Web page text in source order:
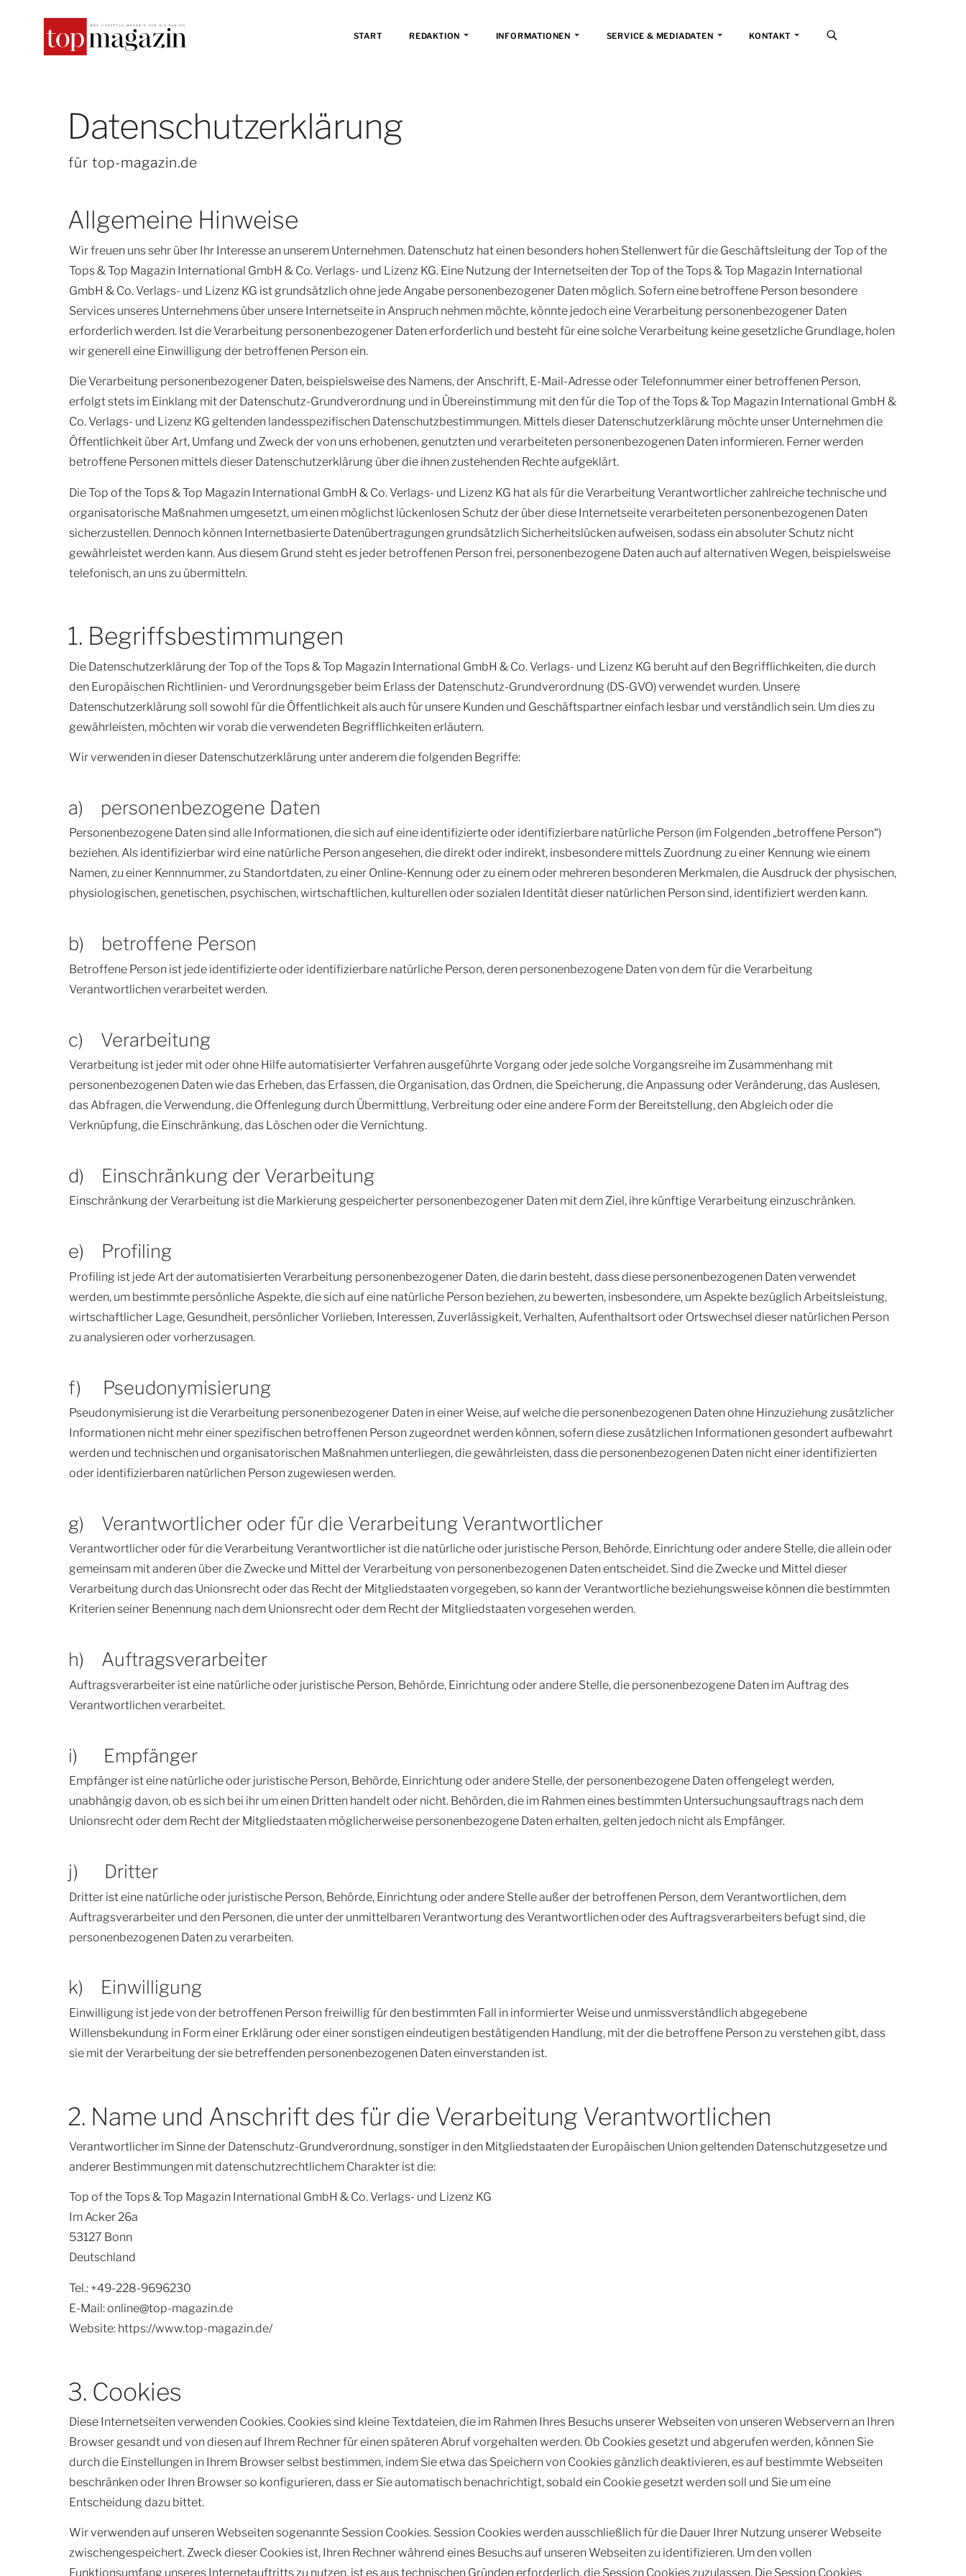
START REDAKTION INFORMATIONEN SERVICE & MEDIADATEN KONTAKT
SUCHE
Datenschutzerklärung
für top-magazin.de
Allgemeine Hinweise
Wir freuen uns sehr über Ihr Interesse an unserem Unternehmen. Datenschutz hat einen besonders hohen Stellenwert für die Geschäftsleitung der Top of the
Tops & Top Magazin International GmbH & Co. Verlags- und Lizenz KG. Eine Nutzung der Internetseiten der Top of the Tops & Top Magazin International
GmbH & Co. Verlags- und Lizenz KG ist grundsätzlich ohne jede Angabe personenbezogener Daten möglich. Sofern eine betroffene Person besondere
Services unseres Unternehmens über unsere Internetseite in Anspruch nehmen möchte, könnte jedoch eine Verarbeitung personenbezogener Daten
erforderlich werden. Ist die Verarbeitung personenbezogener Daten erforderlich und besteht für eine solche Verarbeitung keine gesetzliche Grundlage, holen
wir generell eine Einwilligung der betroffenen Person ein.
Die Verarbeitung personenbezogener Daten, beispielsweise des Namens, der Anschrift, E-Mail-Adresse oder Telefonnummer einer betroffenen Person,
erfolgt stets im Einklang mit der Datenschutz-Grundverordnung und in Übereinstimmung mit den für die Top of the Tops & Top Magazin International GmbH &
Co. Verlags- und Lizenz KG geltenden landesspezifischen Datenschutzbestimmungen. Mittels dieser Datenschutzerklärung möchte unser Unternehmen die
Öffentlichkeit über Art, Umfang und Zweck der von uns erhobenen, genutzten und verarbeiteten personenbezogenen Daten informieren. Ferner werden
betroffene Personen mittels dieser Datenschutzerklärung über die ihnen zustehenden Rechte aufgeklärt.
Die Top of the Tops & Top Magazin International GmbH & Co. Verlags- und Lizenz KG hat als für die Verarbeitung Verantwortlicher zahlreiche technische und
organisatorische Maßnahmen umgesetzt, um einen möglichst lückenlosen Schutz der über diese Internetseite verarbeiteten personenbezogenen Daten
sicherzustellen. Dennoch können Internetbasierte Datenübertragungen grundsätzlich Sicherheitslücken aufweisen, sodass ein absoluter Schutz nicht
gewährleistet werden kann. Aus diesem Grund steht es jeder betroffenen Person frei, personenbezogene Daten auch auf alternativen Wegen, beispielsweise
telefonisch, an uns zu übermitteln.
1. Begriffsbestimmungen
Die Datenschutzerklärung der Top of the Tops & Top Magazin International GmbH & Co. Verlags- und Lizenz KG beruht auf den Begrifflichkeiten, die durch
den Europäischen Richtlinien- und Verordnungsgeber beim Erlass der Datenschutz-Grundverordnung (DS-GVO) verwendet wurden. Unsere
Datenschutzerklärung soll sowohl für die Öffentlichkeit als auch für unsere Kunden und Geschäftspartner einfach lesbar und verständlich sein. Um dies zu
gewährleisten, möchten wir vorab die verwendeten Begrifflichkeiten erläutern.
Wir verwenden in dieser Datenschutzerklärung unter anderem die folgenden Begriffe:
a) personenbezogene Daten
Personenbezogene Daten sind alle Informationen, die sich auf eine identifizierte oder identifizierbare natürliche Person (im Folgenden „betroffene Person“)
beziehen. Als identifizierbar wird eine natürliche Person angesehen, die direkt oder indirekt, insbesondere mittels Zuordnung zu einer Kennung wie einem
Namen, zu einer Kennnummer, zu Standortdaten, zu einer Online-Kennung oder zu einem oder mehreren besonderen Merkmalen, die Ausdruck der physischen,
physiologischen, genetischen, psychischen, wirtschaftlichen, kulturellen oder sozialen Identität dieser natürlichen Person sind, identifiziert werden kann.
b) betroffene Person
Betroffene Person ist jede identifizierte oder identifizierbare natürliche Person, deren personenbezogene Daten von dem für die Verarbeitung
Verantwortlichen verarbeitet werden.
c) Verarbeitung
Verarbeitung ist jeder mit oder ohne Hilfe automatisierter Verfahren ausgeführte Vorgang oder jede solche Vorgangsreihe im Zusammenhang mit
personenbezogenen Daten wie das Erheben, das Erfassen, die Organisation, das Ordnen, die Speicherung, die Anpassung oder Veränderung, das Auslesen,
das Abfragen, die Verwendung, die Offenlegung durch Übermittlung, Verbreitung oder eine andere Form der Bereitstellung, den Abgleich oder die
Verknüpfung, die Einschränkung, das Löschen oder die Vernichtung.
d) Einschränkung der Verarbeitung
Einschränkung der Verarbeitung ist die Markierung gespeicherter personenbezogener Daten mit dem Ziel, ihre künftige Verarbeitung einzuschränken.
e) Profiling
Profiling ist jede Art der automatisierten Verarbeitung personenbezogener Daten, die darin besteht, dass diese personenbezogenen Daten verwendet
werden, um bestimmte persönliche Aspekte, die sich auf eine natürliche Person beziehen, zu bewerten, insbesondere, um Aspekte bezüglich Arbeitsleistung,
wirtschaftlicher Lage, Gesundheit, persönlicher Vorlieben, Interessen, Zuverlässigkeit, Verhalten, Aufenthaltsort oder Ortswechsel dieser natürlichen Person
zu analysieren oder vorherzusagen.
f) Pseudonymisierung
Pseudonymisierung ist die Verarbeitung personenbezogener Daten in einer Weise, auf welche die personenbezogenen Daten ohne Hinzuziehung zusätzlicher
Informationen nicht mehr einer spezifischen betroffenen Person zugeordnet werden können, sofern diese zusätzlichen Informationen gesondert aufbewahrt
werden und technischen und organisatorischen Maßnahmen unterliegen, die gewährleisten, dass die personenbezogenen Daten nicht einer identifizierten
oder identifizierbaren natürlichen Person zugewiesen werden.
g) Verantwortlicher oder für die Verarbeitung Verantwortlicher
Verantwortlicher oder für die Verarbeitung Verantwortlicher ist die natürliche oder juristische Person, Behörde, Einrichtung oder andere Stelle, die allein oder
gemeinsam mit anderen über die Zwecke und Mittel der Verarbeitung von personenbezogenen Daten entscheidet. Sind die Zwecke und Mittel dieser
Verarbeitung durch das Unionsrecht oder das Recht der Mitgliedstaaten vorgegeben, so kann der Verantwortliche beziehungsweise können die bestimmten
Kriterien seiner Benennung nach dem Unionsrecht oder dem Recht der Mitgliedstaaten vorgesehen werden.
h) Auftragsverarbeiter
Auftragsverarbeiter ist eine natürliche oder juristische Person, Behörde, Einrichtung oder andere Stelle, die personenbezogene Daten im Auftrag des
Verantwortlichen verarbeitet.
i) Empfänger
Empfänger ist eine natürliche oder juristische Person, Behörde, Einrichtung oder andere Stelle, der personenbezogene Daten offengelegt werden,
unabhängig davon, ob es sich bei ihr um einen Dritten handelt oder nicht. Behörden, die im Rahmen eines bestimmten Untersuchungsauftrags nach dem
Unionsrecht oder dem Recht der Mitgliedstaaten möglicherweise personenbezogene Daten erhalten, gelten jedoch nicht als Empfänger.
j) Dritter
Dritter ist eine natürliche oder juristische Person, Behörde, Einrichtung oder andere Stelle außer der betroffenen Person, dem Verantwortlichen, dem
Auftragsverarbeiter und den Personen, die unter der unmittelbaren Verantwortung des Verantwortlichen oder des Auftragsverarbeiters befugt sind, die
personenbezogenen Daten zu verarbeiten.
k) Einwilligung
Einwilligung ist jede von der betroffenen Person freiwillig für den bestimmten Fall in informierter Weise und unmissverständlich abgegebene
Willensbekundung in Form einer Erklärung oder einer sonstigen eindeutigen bestätigenden Handlung, mit der die betroffene Person zu verstehen gibt, dass
sie mit der Verarbeitung der sie betreffenden personenbezogenen Daten einverstanden ist.
2. Name und Anschrift des für die Verarbeitung Verantwortlichen
Verantwortlicher im Sinne der Datenschutz-Grundverordnung, sonstiger in den Mitgliedstaaten der Europäischen Union geltenden Datenschutzgesetze und
anderer Bestimmungen mit datenschutzrechtlichem Charakter ist die:
Top of the Tops & Top Magazin International GmbH & Co. Verlags- und Lizenz KG
Im Acker 26a
53127 Bonn
Deutschland
Tel.: +49-228-9696230
E-Mail: online@top-magazin.de
Website: https://www.top-magazin.de/
3. Cookies
Diese Internetseiten verwenden Cookies. Cookies sind kleine Textdateien, die im Rahmen Ihres Besuchs unserer Webseiten von unseren Webservern an Ihren
Browser gesandt und von diesen auf Ihrem Rechner für einen späteren Abruf vorgehalten werden. Ob Cookies gesetzt und abgerufen werden, können Sie
durch die Einstellungen in Ihrem Browser selbst bestimmen, indem Sie etwa das Speichern von Cookies gänzlich deaktivieren, es auf bestimmte Webseiten
beschränken oder Ihren Browser so konfigurieren, dass er Sie automatisch benachrichtigt, sobald ein Cookie gesetzt werden soll und Sie um eine
Entscheidung dazu bittet.
Wir verwenden auf unseren Webseiten sogenannte Session Cookies. Session Cookies werden ausschließlich für die Dauer Ihrer Nutzung unserer Webseite
zwischengespeichert. Zweck dieser Cookies ist, Ihren Rechner während eines Besuchs auf unseren Webseiten zu identifizieren. Um den vollen
Funktionsumfang unseres Internetauftritts zu nutzen, ist es aus technischen Gründen erforderlich, die Session Cookies zuzulassen. Die Session Cookies